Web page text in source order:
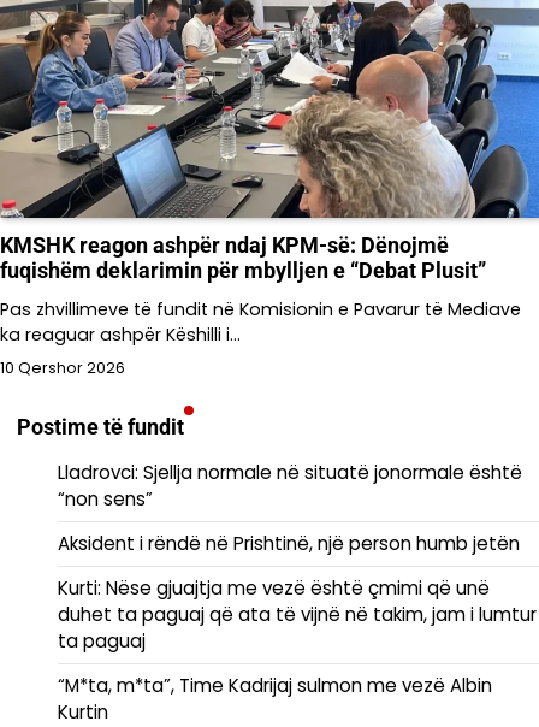
KMSHK reagon ashpër ndaj KPM-së: Dënojmë
fuqishëm deklarimin për mbylljen e “Debat Plusit”
Pas zhvillimeve të fundit në Komisionin e Pavarur të Mediave
ka reaguar ashpër Këshilli i…
10 Qershor 2026
Postime të fundit
Lladrovci: Sjellja normale në situatë jonormale është
“non sens”
Aksident i rëndë në Prishtinë, një person humb jetën
Kurti: Nëse gjuajtja me vezë është çmimi që unë
duhet ta paguaj që ata të vijnë në takim, jam i lumtur
ta paguaj
“M*ta, m*ta”, Time Kadrijaj sulmon me vezë Albin
Kurtin